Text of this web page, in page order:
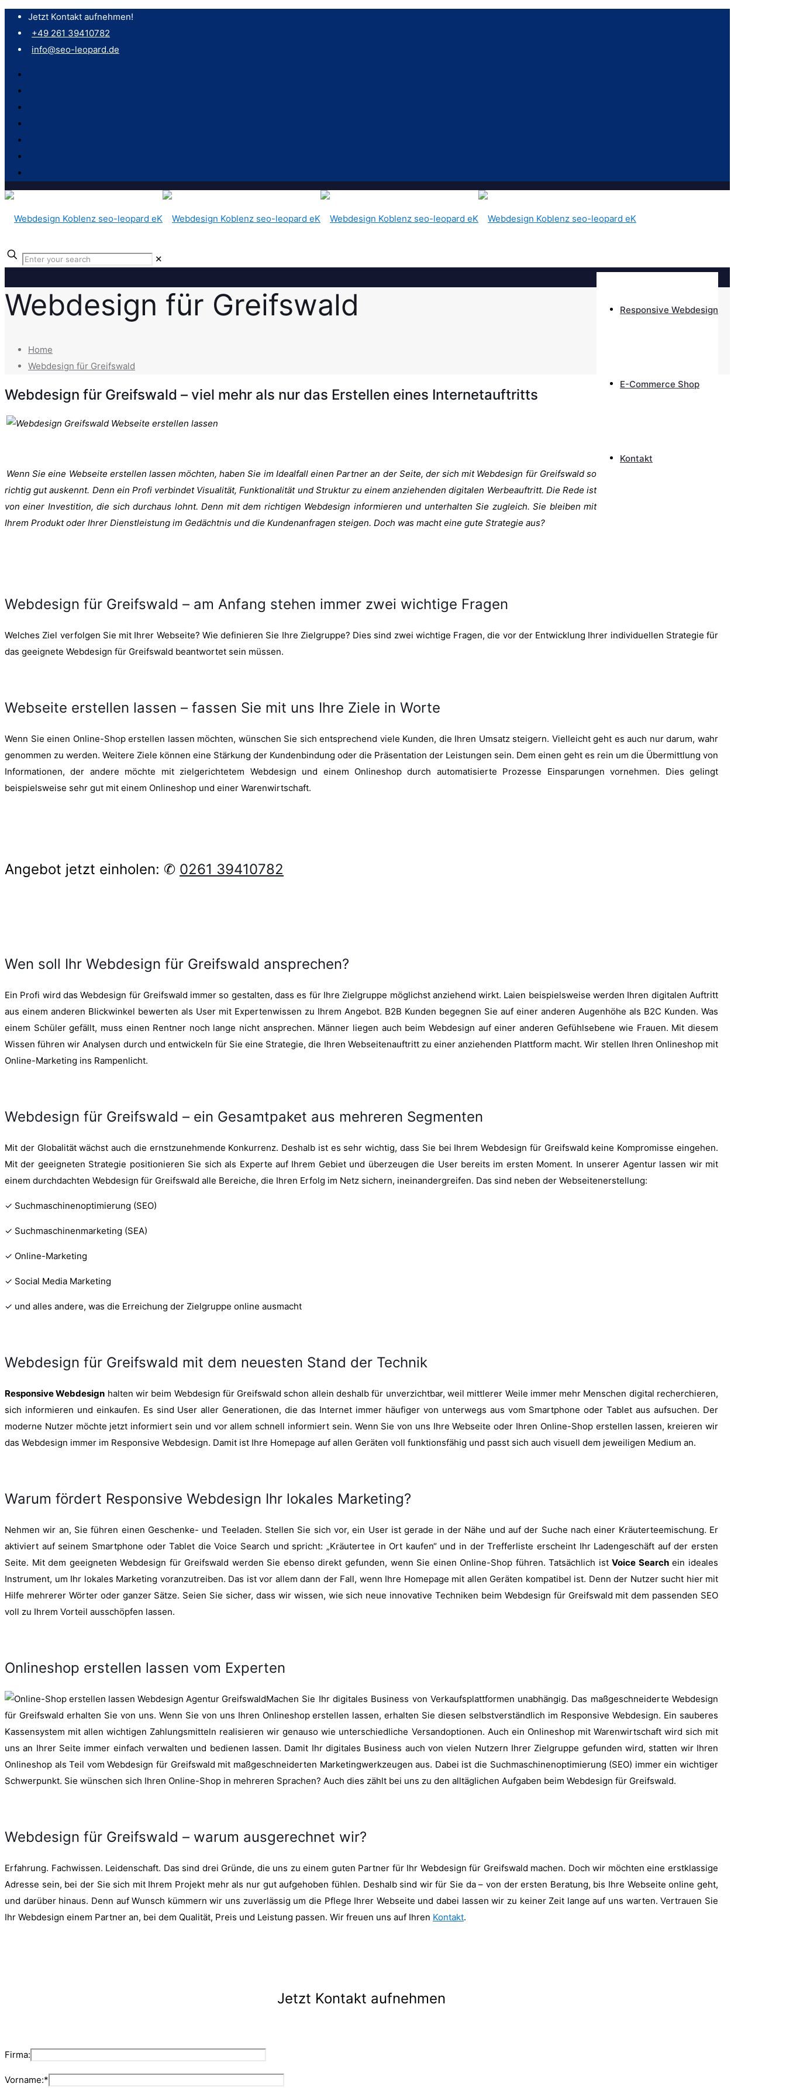
Jetzt Kontakt aufnehmen!
+49 261 39410782
info@seo-leopard.de
Responsive Webdesign
E-Commerce Shop
Kontakt
✕
Webdesign für Greifswald
Home
Webdesign für Greifswald
Webdesign für Greifswald – viel mehr als nur das Erstellen eines Internetauftritts
Wenn Sie eine Webseite erstellen lassen möchten, haben Sie im Idealfall einen Partner an der Seite, der sich mit Webdesign für Greifswald so
richtig gut auskennt. Denn ein Profi verbindet Visualität, Funktionalität und Struktur zu einem anziehenden digitalen Werbeauftritt. Die Rede ist
von einer Investition, die sich durchaus lohnt. Denn mit dem richtigen Webdesign informieren und unterhalten Sie zugleich. Sie bleiben mit
Ihrem Produkt oder Ihrer Dienstleistung im Gedächtnis und die Kundenanfragen steigen. Doch was macht eine gute Strategie aus?
Webdesign für Greifswald – am Anfang stehen immer zwei wichtige Fragen
Welches Ziel verfolgen Sie mit Ihrer Webseite? Wie definieren Sie Ihre Zielgruppe? Dies sind zwei wichtige Fragen, die vor der Entwicklung Ihrer individuellen Strategie für
das geeignete Webdesign für Greifswald beantwortet sein müssen.
Webseite erstellen lassen – fassen Sie mit uns Ihre Ziele in Worte
Wenn Sie einen Online-Shop erstellen lassen möchten, wünschen Sie sich entsprechend viele Kunden, die Ihren Umsatz steigern. Vielleicht geht es auch nur darum, wahr
genommen zu werden. Weitere Ziele können eine Stärkung der Kundenbindung oder die Präsentation der Leistungen sein. Dem einen geht es rein um die Übermittlung von
Informationen, der andere möchte mit zielgerichtetem Webdesign und einem Onlineshop durch automatisierte Prozesse Einsparungen vornehmen. Dies gelingt
beispielsweise sehr gut mit einem Onlineshop und einer Warenwirtschaft.
Angebot jetzt einholen: ✆ 0261 39410782
Wen soll Ihr Webdesign für Greifswald ansprechen?
Ein Profi wird das Webdesign für Greifswald immer so gestalten, dass es für Ihre Zielgruppe möglichst anziehend wirkt. Laien beispielsweise werden Ihren digitalen Auftritt
aus einem anderen Blickwinkel bewerten als User mit Expertenwissen zu Ihrem Angebot. B2B Kunden begegnen Sie auf einer anderen Augenhöhe als B2C Kunden. Was
einem Schüler gefällt, muss einen Rentner noch lange nicht ansprechen. Männer liegen auch beim Webdesign auf einer anderen Gefühlsebene wie Frauen. Mit diesem
Wissen führen wir Analysen durch und entwickeln für Sie eine Strategie, die Ihren Webseitenauftritt zu einer anziehenden Plattform macht. Wir stellen Ihren Onlineshop mit
Online-Marketing ins Rampenlicht.
Webdesign für Greifswald – ein Gesamtpaket aus mehreren Segmenten
Mit der Globalität wächst auch die ernstzunehmende Konkurrenz. Deshalb ist es sehr wichtig, dass Sie bei Ihrem Webdesign für Greifswald keine Kompromisse eingehen.
Mit der geeigneten Strategie positionieren Sie sich als Experte auf Ihrem Gebiet und überzeugen die User bereits im ersten Moment. In unserer Agentur lassen wir mit
einem durchdachten Webdesign für Greifswald alle Bereiche, die Ihren Erfolg im Netz sichern, ineinandergreifen. Das sind neben der Webseitenerstellung:
✓ Suchmaschinenoptimierung (SEO)
✓ Suchmaschinenmarketing (SEA)
✓ Online-Marketing
✓ Social Media Marketing
✓ und alles andere, was die Erreichung der Zielgruppe online ausmacht
Webdesign für Greifswald mit dem neuesten Stand der Technik
Responsive Webdesign halten wir beim Webdesign für Greifswald schon allein deshalb für unverzichtbar, weil mittlerer Weile immer mehr Menschen digital recherchieren,
sich informieren und einkaufen. Es sind User aller Generationen, die das Internet immer häufiger von unterwegs aus vom Smartphone oder Tablet aus aufsuchen. Der
moderne Nutzer möchte jetzt informiert sein und vor allem schnell informiert sein. Wenn Sie von uns Ihre Webseite oder Ihren Online-Shop erstellen lassen, kreieren wir
das Webdesign immer im Responsive Webdesign. Damit ist Ihre Homepage auf allen Geräten voll funktionsfähig und passt sich auch visuell dem jeweiligen Medium an.
Warum fördert Responsive Webdesign Ihr lokales Marketing?
Nehmen wir an, Sie führen einen Geschenke- und Teeladen. Stellen Sie sich vor, ein User ist gerade in der Nähe und auf der Suche nach einer Kräuterteemischung. Er
aktiviert auf seinem Smartphone oder Tablet die Voice Search und spricht: „Kräutertee in Ort kaufen“ und in der Trefferliste erscheint Ihr Ladengeschäft auf der ersten
Seite. Mit dem geeigneten Webdesign für Greifswald werden Sie ebenso direkt gefunden, wenn Sie einen Online-Shop führen. Tatsächlich istVoice Searchein ideales
Instrument, um Ihr lokales Marketing voranzutreiben. Das ist vor allem dann der Fall, wenn Ihre Homepage mit allen Geräten kompatibel ist. Denn der Nutzer sucht hier mit
Hilfe mehrerer Wörter oder ganzer Sätze. Seien Sie sicher, dass wir wissen, wie sich neue innovative Techniken beim Webdesign für Greifswald mit dem passenden SEO
voll zu Ihrem Vorteil ausschöpfen lassen.
Onlineshop erstellen lassen vom Experten
Machen Sie Ihr digitales Business von Verkaufsplattformen unabhängig. Das maßgeschneiderte Webdesign
für Greifswald erhalten Sie von uns. Wenn Sie von uns Ihren Onlineshop erstellen lassen, erhalten Sie diesen selbstverständlich im Responsive Webdesign. Ein sauberes
Kassensystem mit allen wichtigen Zahlungsmitteln realisieren wir genauso wie unterschiedliche Versandoptionen. Auch ein Onlineshop mit Warenwirtschaft wird sich mit
uns an Ihrer Seite immer einfach verwalten und bedienen lassen. Damit Ihr digitales Business auch von vielen Nutzern Ihrer Zielgruppe gefunden wird, statten wir Ihren
Onlineshop als Teil vom Webdesign für Greifswald mit maßgeschneiderten Marketingwerkzeugen aus. Dabei ist die Suchmaschinenoptimierung (SEO) immer ein wichtiger
Schwerpunkt. Sie wünschen sich Ihren Online-Shop in mehreren Sprachen? Auch dies zählt bei uns zu den alltäglichen Aufgaben beim Webdesign für Greifswald.
Webdesign für Greifswald – warum ausgerechnet wir?
Erfahrung. Fachwissen. Leidenschaft. Das sind drei Gründe, die uns zu einem guten Partner für Ihr Webdesign für Greifswald machen. Doch wir möchten eine erstklassige
Adresse sein, bei der Sie sich mit Ihrem Projekt mehr als nur gut aufgehoben fühlen. Deshalb sind wir für Sie da – von der ersten Beratung, bis Ihre Webseite online geht,
und darüber hinaus. Denn auf Wunsch kümmern wir uns zuverlässig um die Pflege Ihrer Webseite und dabei lassen wir zu keiner Zeit lange auf uns warten. Vertrauen Sie
Ihr Webdesign einem Partner an, bei dem Qualität, Preis und Leistung passen. Wir freuen uns auf Ihren Kontakt.
Jetzt Kontakt aufnehmen
Firma:
Vorname:*